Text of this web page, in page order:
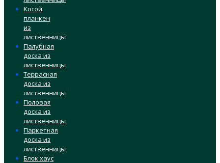
Косой
планкен
из
лиственницы
Палубная
доска из
лиственницы
Террасная
доска из
лиственницы
Половая
доска из
лиственницы
Паркетная
доска из
лиственницы
Блок хаус